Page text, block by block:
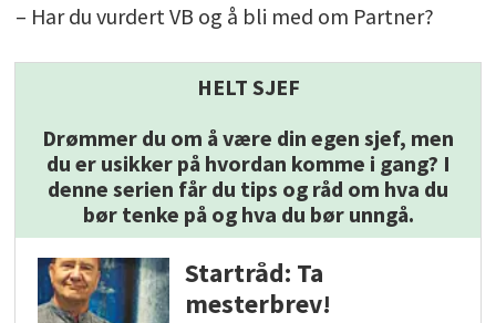
– Har du vurdert VB og å bli med om Partner?
HELT SJEF
Drømmer du om å være din egen sjef, men
du er usikker på hvordan komme i gang? I
denne serien får du tips og råd om hva du
bør tenke på og hva du bør unngå.
Startråd: Ta
mesterbrev!